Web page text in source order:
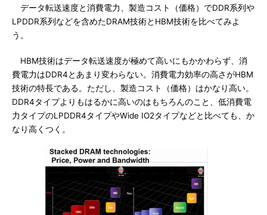
データ転送速度と消費電力、製造コスト（価格）でDDR系列や
LPDDR系列などを含めたDRAM技術とHBM技術を比べてみよ
う。
HBM技術はデータ転送速度が極めて高いにもかかわらず、消
費電力はDDR4とあまり変わらない。消費電力効率の高さがHBM
技術の特長である。ただし、製造コスト（価格）はかなり高い。
DDR4タイプよりもはるかに高いのはもちろんのこと、低消費電
力タイプのLPDDR4タイプやWide IO2タイプなどと比べても、か
なり高くつく。